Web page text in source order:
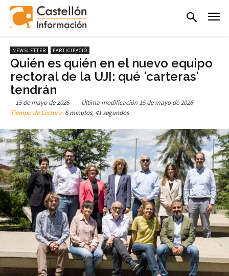
NEWSLETTER PARTICIPACIÓ
Quién es quién en el nuevo equipo
rectoral de la UJI: qué 'carteras'
tendrán
15 de mayo de 2026 Última modificación 15 de mayo de 2026
Tiempo de Lectura:6 minutos, 41 segundos